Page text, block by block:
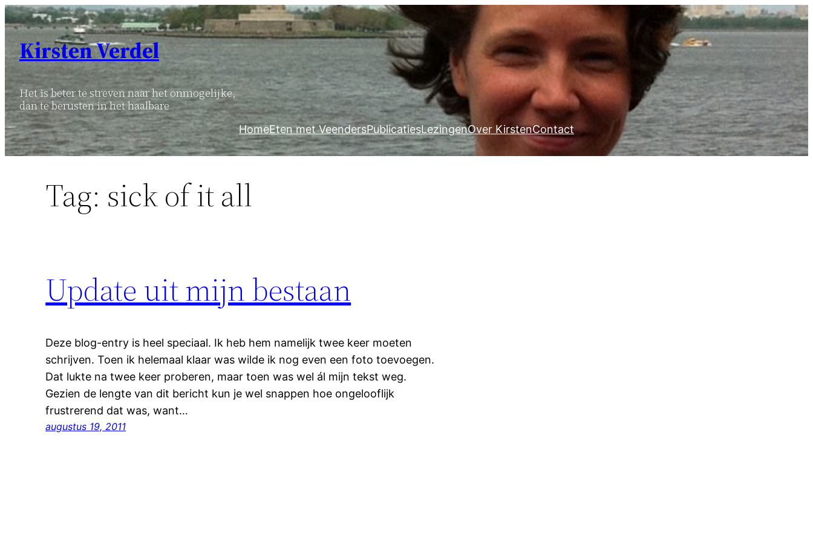
Ga
naar
inhoud
Kirsten Verdel
Het is beter te streven naar het onmogelijke,
dan te berusten in het haalbare
HomeEten met VeendersPublicatiesLezingenOver KirstenContact
Tag: sick of it all
Update uit mijn bestaan
Deze blog-entry is heel speciaal. Ik heb hem namelijk twee keer moeten
schrijven. Toen ik helemaal klaar was wilde ik nog even een foto toevoegen.
Dat lukte na twee keer proberen, maar toen was wel ál mijn tekst weg.
Gezien de lengte van dit bericht kun je wel snappen hoe ongelooflijk
frustrerend dat was, want…
augustus 19, 2011